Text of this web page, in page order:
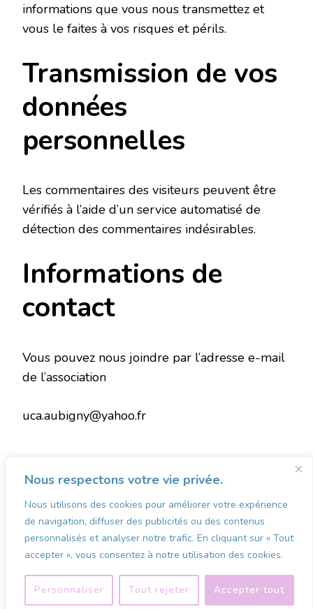
Nous respectons votre vie privée.
Nous utilisons des cookies pour améliorer votre expérience
de navigation, diffuser des publicités ou des contenus
personnalisés et analyser notre trafic. En cliquant sur « Tout
accepter », vous consentez à notre utilisation des cookies.
Personnaliser Tout rejeter Accepter tout
informations que vous nous transmettez et
vous le faites à vos risques et périls.
Transmission de vos
données
personnelles
Les commentaires des visiteurs peuvent être
vérifiés à l’aide d’un service automatisé de
détection des commentaires indésirables.
Informations de
contact
Vous pouvez nous joindre par l’adresse e-mail
de l’association
uca.aubigny@yahoo.fr
© Copyright 2026Les Vitrines d'Aubigny, d'Avesnes et ses
parBlossom Themes.Propulsé parWordPress
confidentialité
VOTRE MARKETPLACE
VOS COMMERÇANTS
MON COMPTE
CONCOURS